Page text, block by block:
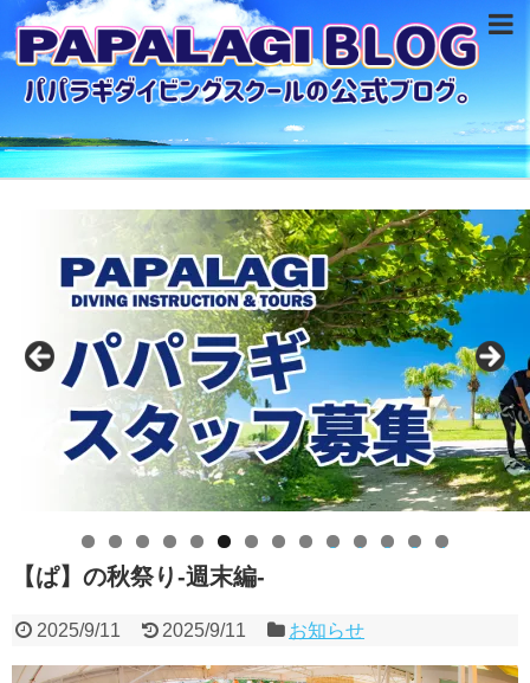
0 1 2 3 4
【ぱ】の秋祭り-週末編-
2025/9/11 2025/9/11 お知らせ